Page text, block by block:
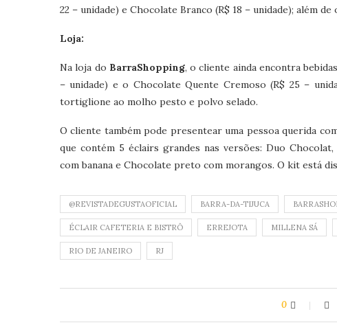
22 – unidade) e Chocolate Branco (R$ 18 – unidade); além
Loja:
Na loja do BarraShopping, o cliente ainda encontra
– unidade) e o Chocolate Quente Cremoso (R$ 25 –
tortiglione ao molho pesto e polvo selado.
O cliente também pode presentear uma pessoa querida
que contém 5 éclairs grandes nas versões: Duo
com banana e Chocolate preto com morangos. O kit está
@REVISTADEGUSTAOFICIAL BARRA-DA-TIJUCA
ÉCLAIR CAFETERIA E BISTRÔ ERREJOTA MILLENA SÁ
RIO DE JANEIRO RJ
0